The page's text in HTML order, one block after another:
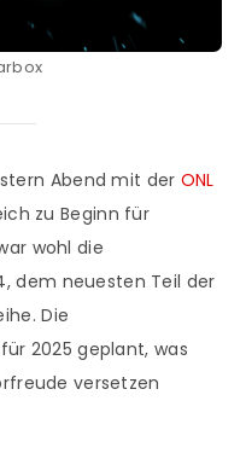
Abend mit der ONL
zu Beginn für
wohl die
dem neuesten Teil der
Die
2025 geplant, was
versetzen